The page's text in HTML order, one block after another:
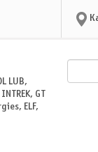
LUB,
GT
ELF,